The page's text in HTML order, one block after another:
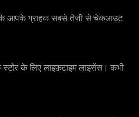
आपके ग्राहक सबसे तेज़ी से चेकआउट
के लिए लाइफ़टाइम लाइसेंस। कभी